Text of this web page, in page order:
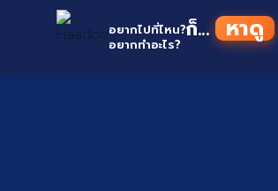
อยากไปที่ไหน?
อยากทำอะไร?
ก็... หาดู